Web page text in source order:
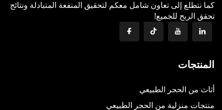
كما نتطلع إلى تعاون شامل معكم لتحقيق المنفعة المتبادلة ونتائج
تحقق الربح للجميع!
المنتجات
أثاث من الحجر الطبيعي
منتجات منزلية من الحجر الطبيعي